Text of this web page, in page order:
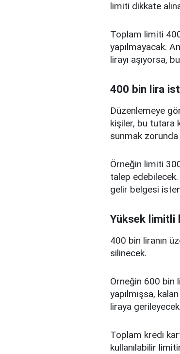
limiti dikkate
Toplam limiti
yapılmayacak.
lirayı aşıyorsa,
400 bin lira
Düzenlemeye
kişiler, bu tutara
sunmak
Örneğin limiti
talep
gelir belgesi
Yüksek limitli
400 bin liranın
silinecek.
Örneğin 600 bin
yapılmışsa,
liraya
Toplam kredi
kullanılabilir